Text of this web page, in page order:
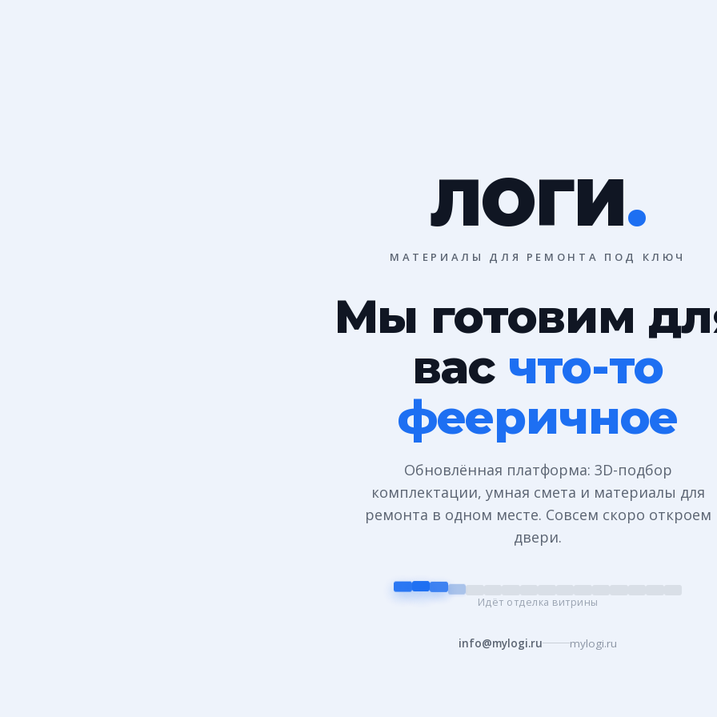
ЛОГИ.
МАТЕРИАЛЫ ДЛЯ РЕМОНТА ПОД КЛЮЧ
Мы готовим
вас что-то
фееричное
Обновлённая платформа: 3D-подбор
комплектации, умная смета и материалы для
ремонта в одном месте. Совсем скоро откроем
двери.
Идёт отделка витрины
info@mylogi.ru mylogi.ru